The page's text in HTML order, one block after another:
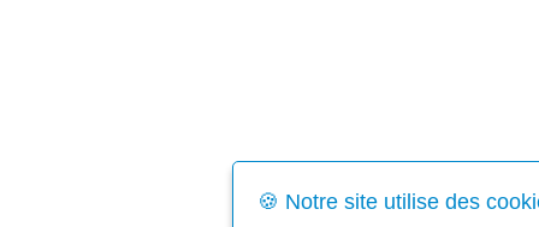
🍪 Notre site utilise des